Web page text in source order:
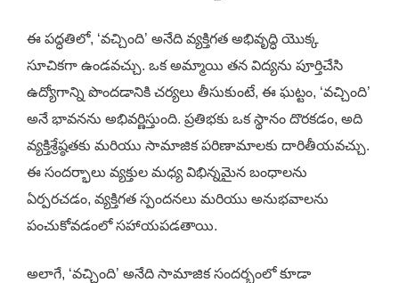
ఈ పద్ధతిలో, ‘వచ్చింది’ అనేది వ్యక్తిగత అభివృద్ధి యొక్క
సూచికగా ఉండవచ్చు. ఒక అమ్మాయి తన విద్యను పూర్తిచేసి
ఉద్యోగాన్ని పొందడానికి చర్యలు తీసుకుంటే, ఈ ఘట్టం, ‘వచ్చింది’
అనే భావనను అభివర్ణిస్తుంది. ప్రతిభకు ఒక స్థానం దొరకడం, అది
వ్యక్తిశ్రేష్ఠతకు మరియు సామాజిక పరిణామాలకు దారితీయవచ్చు.
ఈ సందర్భాలు వ్యక్తుల మధ్య విభిన్నమైన బంధాలను
ఏర్పరచడం, వ్యక్తిగత స్పందనలు మరియు అనుభవాలను
పంచుకోవడంలో సహాయపడతాయి.
అలాగే, ‘వచ్చింది’ అనేది సామాజిక సందర్భంలో కూడా